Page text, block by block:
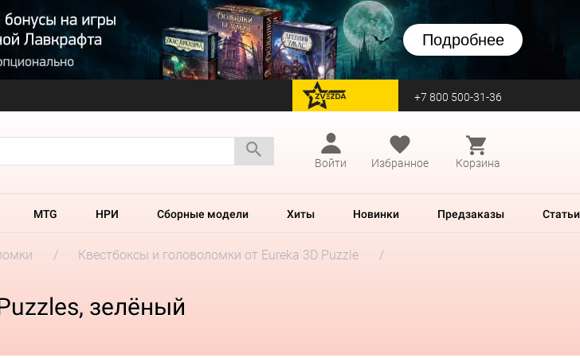
Подробнее
перейти на Zvezda +7 800 500-31-36
Войти
Избранное Корзина
MTG НРИ Сборные модели Хиты Новинки Предзаказы Статьи
Квестбоксы и головоломки от Eureka 3D Puzzle
зелёный